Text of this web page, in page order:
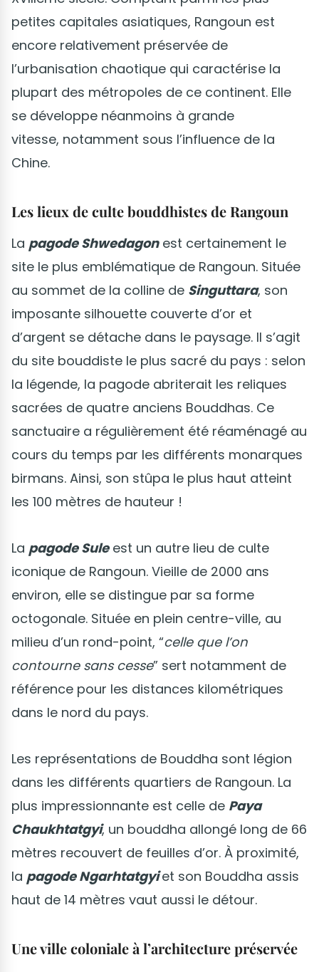
petites capitales asiatiques, Rangoun est
encore relativement préservée de
l’urbanisation chaotique qui caractérise la
plupart des métropoles de ce continent. Elle
se développe néanmoins à grande
vitesse, notamment sous l’influence de la
Chine.
Les lieux de culte bouddhistes de Rangoun
La pagode Shwedagonest certainement le
site le plus emblématique de Rangoun. Située
au sommet de la colline de Singuttara, son
imposante silhouette couverte d’or et
d’argent se détache dans le paysage. Il s’agit
du site bouddiste le plus sacré du pays : selon
la légende, la pagode abriterait les reliques
sacrées de quatre anciens Bouddhas. Ce
sanctuaire a régulièrement été réaménagé au
cours du temps par les différents monarques
birmans. Ainsi, son stûpa le plus haut atteint
les 100 mètres de hauteur !
La pagode Suleest un autre lieu de culte
iconique de Rangoun. Vieille de 2000 ans
environ, elle se distingue par sa forme
octogonale. Située en plein centre-ville, au
milieu d’un rond-point, “celle que l’on
contourne sans cesse” sert notamment de
référence pour les distances kilométriques
dans le nord du pays.
Les représentations de Bouddha sont légion
dans les différents quartiers de Rangoun. La
plus impressionnante est celle de Paya
Chaukhtatgyi, un bouddha allongé long de 66
mètres recouvert de feuilles d’or. À proximité,
la pagode Ngarhtatgyiet son Bouddha assis
haut de 14 mètres vaut aussi le détour.
Une ville coloniale à l’architecture préservée